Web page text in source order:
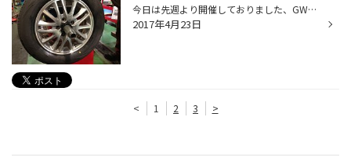
今日は先週より開催しておりました、GW 集中得市セール最終日でした。 4月も下旬になると冬タイヤから夏タイヤへの履き替えも大分落ち着いてきましたが、 GW連休のお出掛け前の準備で新しいタイヤに交換される方は多かったです。 せっかく交換するならブリヂストンの静粛性に優れたREGNO（レグノ）...
2017年4月23日
< 1 2 3 >